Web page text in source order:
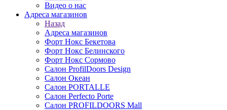
Видео о нас
Адреса магазинов
Назад
Адреса магазинов
Форт Нокс Бекетова
Форт Нокс Белинского
Форт Нокс Сормово
Салон ProfilDoors Design
Салон Океан
Салон PORTALLE
Салон Perfecto Portе
Салон PROFILDOORS Mall